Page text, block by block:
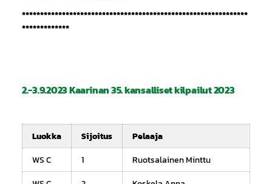
**************************************************************
*************
2.-3.9.2023 Kaarinan 35. kansalliset kilpailut 2023
Luokka Sijoitus
Pelaaja
WS C
1
Ruotsalainen Minttu